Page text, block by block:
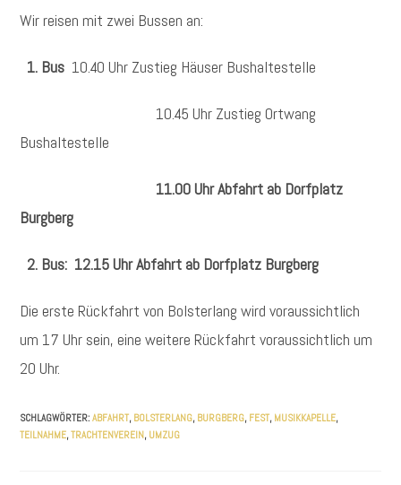
Wir reisen mit zwei Bussen an:
1. Bus 10.40 Uhr Zustieg Häuser Bushaltestelle
10.45 Uhr Zustieg Ortwang
Bushaltestelle
11.00 Uhr Abfahrt ab Dorfplatz
Burgberg
2. Bus: 12.15 Uhr Abfahrt ab Dorfplatz Burgberg
Die erste Rückfahrt von Bolsterlang wird voraussichtlich
um 17 Uhr sein, eine weitere Rückfahrt voraussichtlich um
20 Uhr.
SCHLAGWÖRTER:ABFAHRT, BOLSTERLANG, BURGBERG, FEST, MUSIKKAPELLE,
TEILNAHME, TRACHTENVEREIN, UMZUG